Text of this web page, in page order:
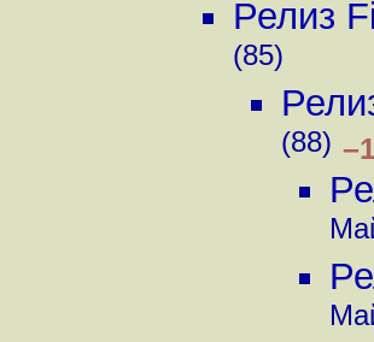
Релиз
(85)
(88)